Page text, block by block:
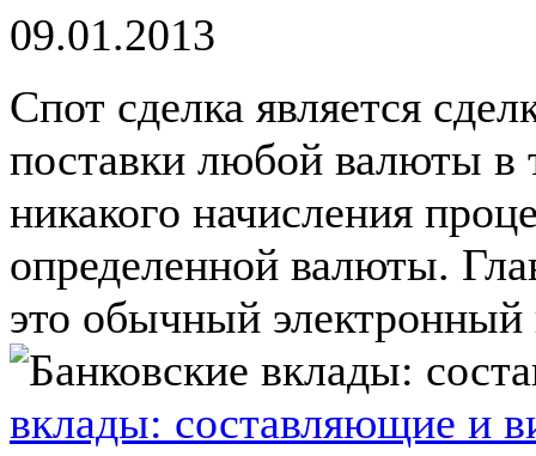
09.01.2013
Спот сделка является
поставки любой валюты в
никакого начисления
определенной валюты.
это обычный
вклады: составляющие и